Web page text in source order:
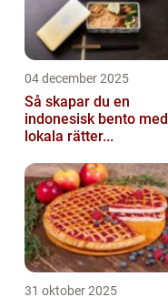
04 december 2025
Så skapar du en
indonesisk bento med
lokala rätter...
31 oktober 2025